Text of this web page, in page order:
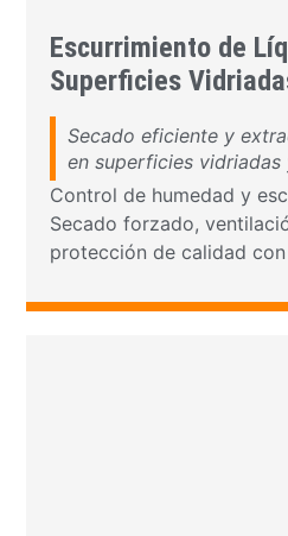
Escurrimiento de
Superficies
Secado eficiente y
en superficies
Control de humedad y
Secado forzado,
protección de calidad con